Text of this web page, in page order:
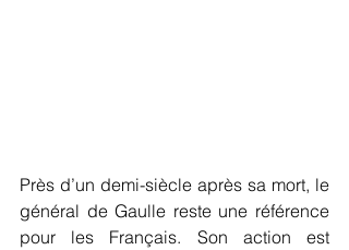
Près d’un demi-siècle après sa mort, le
général de Gaulle reste une référence
pour les Français. Son action est